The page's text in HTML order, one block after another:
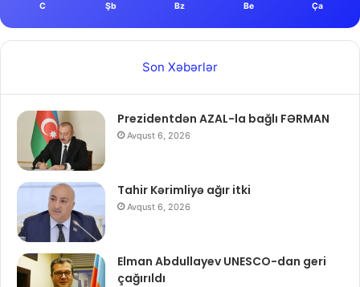
C Şb Bz Be Ça
Son Xəbərlər
Prezidentdən AZAL-la bağlı FƏRMAN
Avqust 6, 2026
Tahir Kərimliyə ağır itki
Avqust 6, 2026
Elman Abdullayev UNESCO-dan geri
çağırıldı